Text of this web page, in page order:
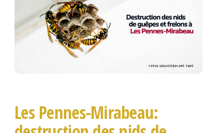
NEWSROOM
TARIFS
Les Pennes-Mirabeau: